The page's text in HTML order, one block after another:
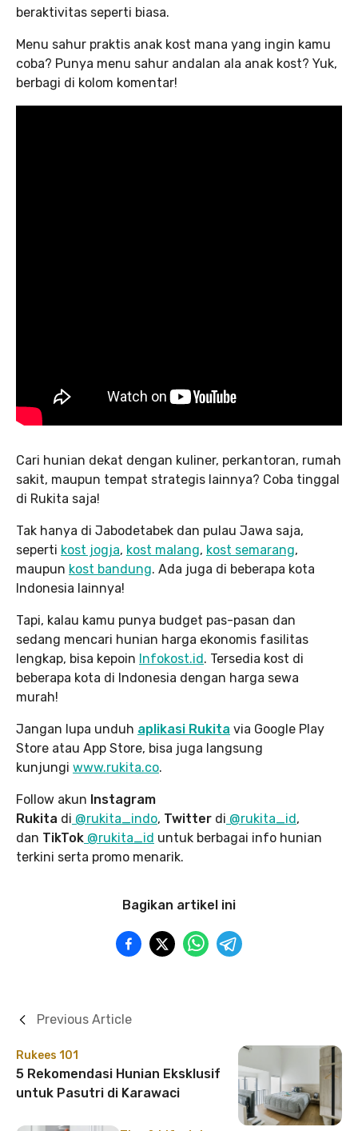
beraktivitas seperti biasa.
Menu sahur praktis anak kost mana yang ingin kamu
coba? Punya menu sahur andalan ala anak kost? Yuk,
berbagi di kolom komentar!
Cari hunian dekat dengan kuliner, perkantoran, rumah
sakit, maupun tempat strategis lainnya? Coba tinggal
di Rukita saja!
Tak hanya di Jabodetabek dan pulau Jawa saja,
seperti kost jogja, kost malang, kost semarang,
maupun kost bandung. Ada juga di beberapa kota
Indonesia lainnya!
Tapi, kalau kamu punya budget pas-pasan dan
sedang mencari hunian harga ekonomis fasilitas
lengkap, bisa kepoin Infokost.id . Tersedia kost di
beberapa kota di Indonesia dengan harga sewa
murah!
Jangan lupa unduh aplikasi Rukita via Google Play
Store atau App Store, bisa juga langsung
kunjungi www.rukita.co.
Follow akun Instagram
Rukita di @rukita_indo, Twitter di @rukita_id ,
dan TikTok @rukita_id untuk berbagai info hunian
terkini serta promo menarik.
Bagikan artikel ini
Rukees 101
5 Rekomendasi Hunian Eksklusif
untuk Pasutri di Karawaci
Previous Article